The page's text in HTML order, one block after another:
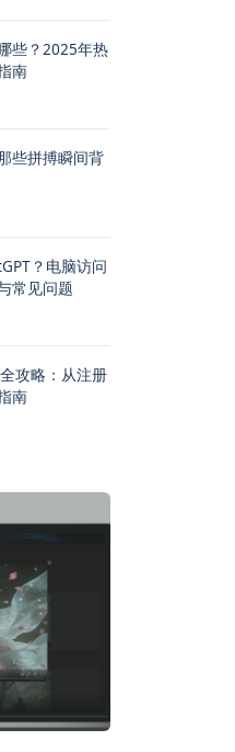
些？2025年热
南
些拼搏瞬间背
？电脑访问
常见问题
攻略：从注册
南